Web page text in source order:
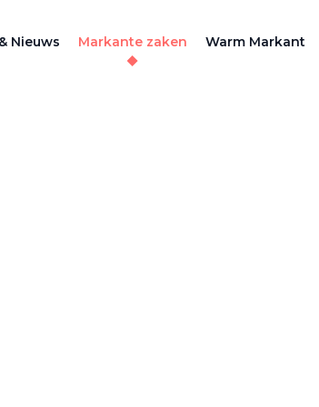
Nieuws Markante zaken Warm Markant